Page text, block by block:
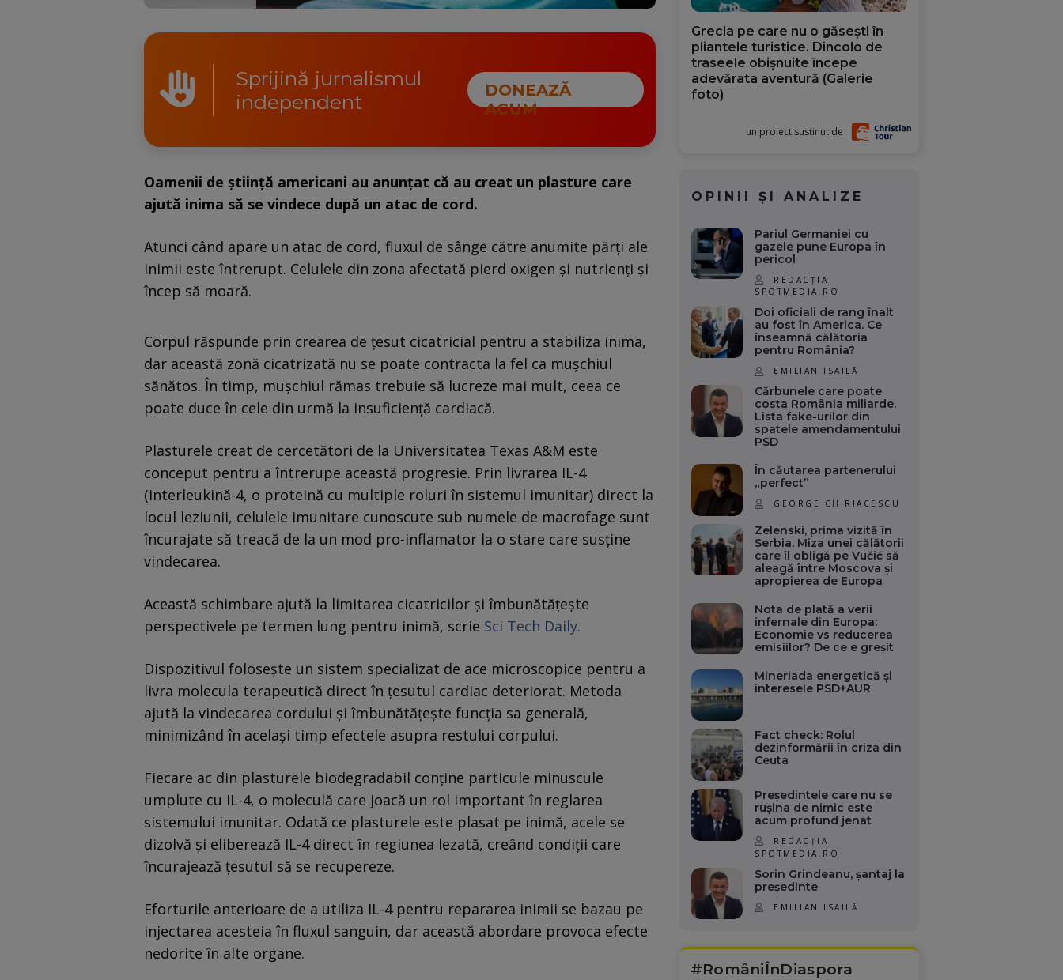
Sprijină jurnalismul
independent
DONEAZĂ
ACUM
Oamenii de știință americani au anunțat că au creat un plasture care
ajută inima să se vindece după un atac de cord.
Atunci când apare un atac de cord, fluxul de sânge către anumite părți ale
inimii este întrerupt. Celulele din zona afectată pierd oxigen și nutrienți și
încep să moară.
Corpul răspunde prin crearea de țesut cicatricial pentru a stabiliza inima,
dar această zonă cicatrizată nu se poate contracta la fel ca mușchiul
sănătos. În timp, mușchiul rămas trebuie să lucreze mai mult, ceea ce
poate duce în cele din urmă la insuficiență cardiacă.
Plasturele creat de cercetători de la Universitatea Texas A&M este
conceput pentru a întrerupe această progresie. Prin livrarea IL-4
(interleukină-4, o proteină cu multiple roluri în sistemul imunitar) direct la
locul leziunii, celulele imunitare cunoscute sub numele de macrofage sunt
încurajate să treacă de la un mod pro-inflamator la o stare care susține
vindecarea.
Această schimbare ajută la limitarea cicatricilor și îmbunătățește
perspectivele pe termen lung pentru inimă, scrie Sci Tech Daily.
Dispozitivul folosește un sistem specializat de ace microscopice pentru a
livra molecula terapeutică direct în țesutul cardiac deteriorat. Metoda
ajută la vindecarea cordului și îmbunătățește funcția sa generală,
minimizând în același timp efectele asupra restului corpului.
Fiecare ac din plasturele biodegradabil conține particule minuscule
umplute cu IL-4, o moleculă care joacă un rol important în reglarea
sistemului imunitar. Odată ce plasturele este plasat pe inimă, acele se
dizolvă și eliberează IL-4 direct în regiunea lezată, creând condiții care
încurajează țesutul să se recupereze.
Eforturile anterioare de a utiliza IL-4 pentru repararea inimii se bazau pe
injectarea acesteia în fluxul sanguin, dar această abordare provoca efecte
nedorite în alte organe.
Grecia pe care nu o găsești în
pliantele turistice. Dincolo de
traseele obișnuite începe
adevărata aventură (Galerie
foto)
un proiect susținut de
OPINII ȘI ANALIZE
Pariul Germaniei cu
gazele pune Europa în
pericol
REDACȚIA
SPOTMEDIA.RO
Doi oficiali de rang înalt
au fost în America. Ce
înseamnă călătoria
pentru România?
EMILIAN ISAILĂ
Cărbunele care poate
costa România miliarde.
Lista fake-urilor din
spatele amendamentului
PSD
În căutarea partenerului
„perfect”
GEORGE CHIRIACESCU
Zelenski, prima vizită în
Serbia. Miza unei călătorii
care îl obligă pe Vučić să
aleagă între Moscova și
apropierea de Europa
Nota de plată a verii
infernale din Europa:
Economie vs reducerea
emisiilor? De ce e greșit
Mineriada energetică și
interesele PSD+AUR
Fact check: Rolul
dezinformării în criza din
Ceuta
Președintele care nu se
rușina de nimic este
acum profund jenat
REDACȚIA
SPOTMEDIA.RO
Sorin Grindeanu, șantaj la
președinte
EMILIAN ISAILĂ
#RomâniÎnDiaspora